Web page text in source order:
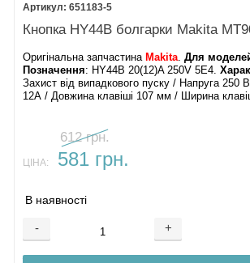
651183-5
Кнопка HY44B болгарки Makita
Оригінальна запчастина Makita .Для
Позначення: HY44B 20(12)A 250V 5E4.
Захист від випадкового пуску / Напруга 250
12А / Довжина клавіші 107 мм / Ширина
612 грн.
ЦІНА: 581 грн.
В наявності
- +